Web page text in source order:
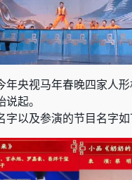
年央视马年春晚四家人
起。
字以及参演的节目名字